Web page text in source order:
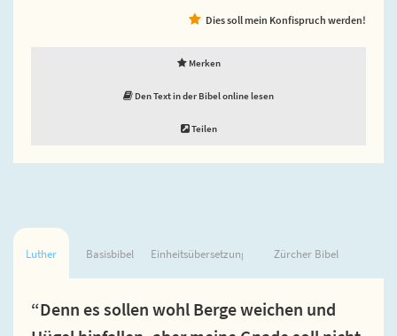
Dies soll mein Konfispruch werden!
Merken
Den Text in der Bibel online lesen
Teilen
Luther Basisbibel Einheitsübersetzung Zürcher Bibel
“Denn es sollen wohl Berge weichen und